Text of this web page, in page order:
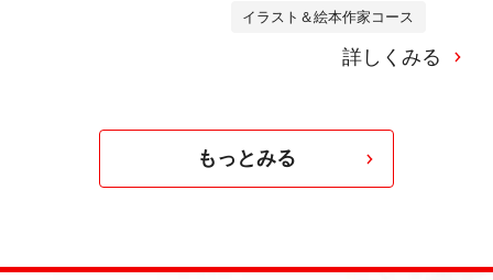
イラスト＆絵本作家コース
詳しくみる
もっとみる